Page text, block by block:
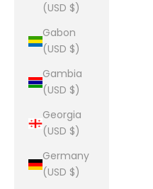
(USD $)
Gabon
(USD $)
Gambia
(USD $)
Georgia
(USD $)
Germany
(USD $)